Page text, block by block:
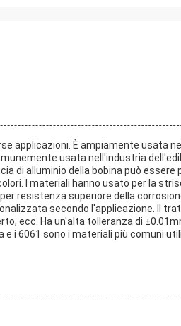
applicazioni. È ampiamente usata
usata nell'industria
di alluminio della bobina può essere
I materiali hanno usato per la
resistenza superiore della
secondo l'applicazione. Il
ecc. Ha un'alta tolleranza di
i 6061 sono i materiali più comuni